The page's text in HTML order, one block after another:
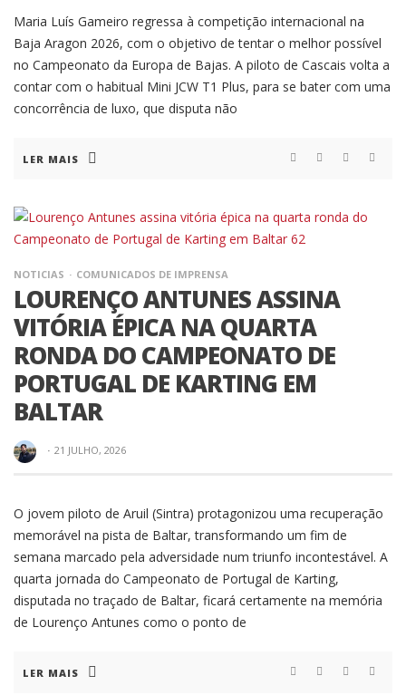
Maria Luís Gameiro regressa à competição internacional na
Baja Aragon 2026, com o objetivo de tentar o melhor possível
no Campeonato da Europa de Bajas. A piloto de Cascais volta a
contar com o habitual Mini JCW T1 Plus, para se bater com uma
concorrência de luxo, que disputa não
LER MAIS
NOTICIAS COMUNICADOS DE IMPRENSA
LOURENÇO ANTUNES ASSINA
VITÓRIA ÉPICA NA QUARTA
RONDA DO CAMPEONATO DE
PORTUGAL DE KARTING EM
BALTAR
· 21 JULHO, 2026
O jovem piloto de Aruil (Sintra) protagonizou uma recuperação
memorável na pista de Baltar, transformando um fim de
semana marcado pela adversidade num triunfo incontestável. A
quarta jornada do Campeonato de Portugal de Karting,
disputada no traçado de Baltar, ficará certamente na memória
de Lourenço Antunes como o ponto de
LER MAIS